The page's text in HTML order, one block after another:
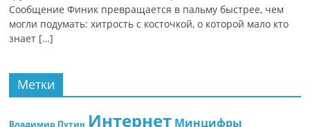
Сообщение Финик превращается в пальму быстрее, чем
могли подумать: хитрость с косточкой, о которой мало кто
знает […]
Метки
Владимир Путин Интернет Минцифры